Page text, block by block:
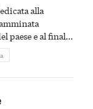
alla
paese e al finale